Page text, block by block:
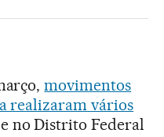
movimentos
realizaram vários
no Distrito Federal